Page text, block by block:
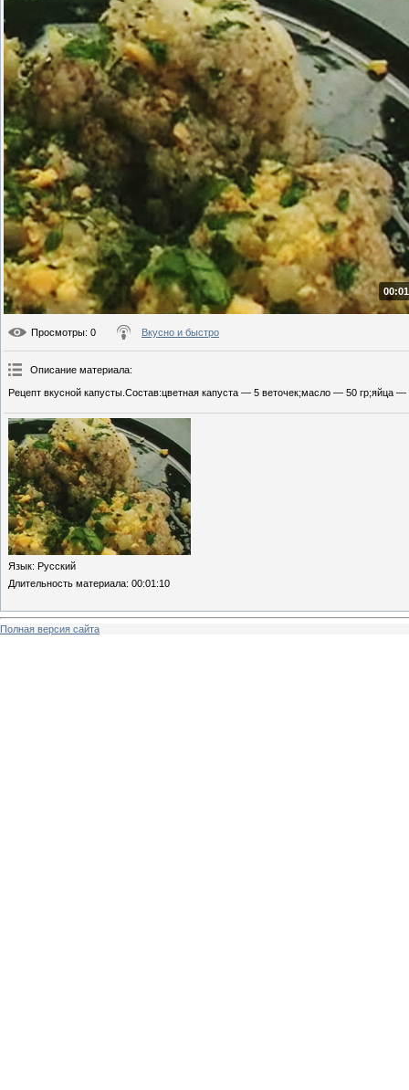
Просмотры: 0 Вкусно и быстро
Описание материала:
Рецепт вкусной капусты.Состав:цветная капуста — 5 веточек;масло — 50 гр;яйца
Язык: Русский
Длительность материала: 00:01:10
Полная версия сайта